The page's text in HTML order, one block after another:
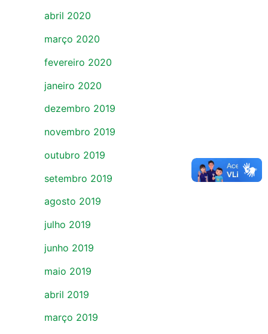
abril 2020
março 2020
fevereiro 2020
janeiro 2020
dezembro 2019
novembro 2019
outubro 2019
setembro 2019
agosto 2019
julho 2019
junho 2019
maio 2019
abril 2019
março 2019